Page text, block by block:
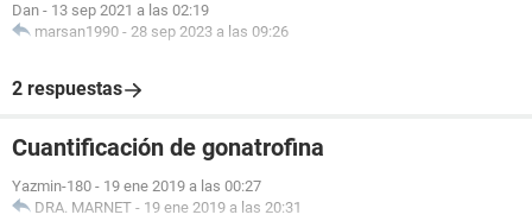
Dan - 13 sep 2021 a las 02:19
marsan1990 - 28 sep 2023 a las 09:26
2 respuestas
Cuantificación de gonatrofina
Yazmin-180 - 19 ene 2019 a las 00:27
DRA. MARNET - 19 ene 2019 a las 20:31